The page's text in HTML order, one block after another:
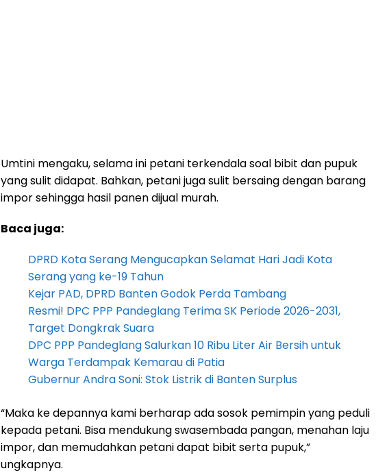
Umtini mengaku, selama ini petani terkendala soal bibit dan pupuk
yang sulit didapat. Bahkan, petani juga sulit bersaing dengan barang
impor sehingga hasil panen dijual murah.
Baca juga:
DPRD Kota Serang Mengucapkan Selamat Hari Jadi Kota
Serang yang ke-19 Tahun
Kejar PAD, DPRD Banten Godok Perda Tambang
Resmi! DPC PPP Pandeglang Terima SK Periode 2026-2031,
Target Dongkrak Suara
DPC PPP Pandeglang Salurkan 10 Ribu Liter Air Bersih untuk
Warga Terdampak Kemarau di Patia
Gubernur Andra Soni: Stok Listrik di Banten Surplus
“Maka ke depannya kami berharap ada sosok pemimpin yang peduli
kepada petani. Bisa mendukung swasembada pangan, menahan laju
impor, dan memudahkan petani dapat bibit serta pupuk,”
ungkapnya.